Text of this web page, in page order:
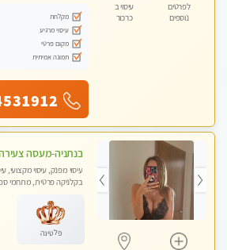
לפרטים
נוספים
עיסוי ב
כרכור
מקלחת
עיסוי מרגיע
מקום פרטי
תמונה אמיתית
עיסוי מפנק, עיסוי מקצועי,
בקלניקה פרטית, מתחמי
פלטינה